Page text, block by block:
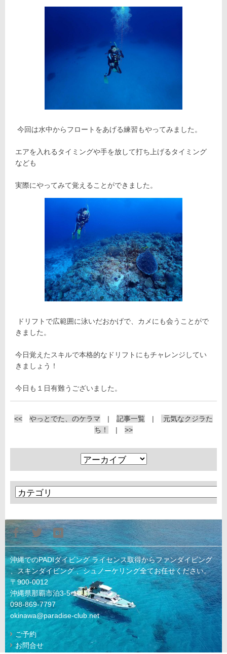
今回は水中からフロートをあげる練習もやってみました。
エアを入れるタイミングや手を放して打ち上げるタイミング
なども
実際にやってみて覚えることができました。
ドリフトで広範囲に泳いだおかげで、カメにも会うことがで
きました。
今日覚えたスキルで本格的なドリフトにもチャレンジしてい
きましょう！
今日も１日有難うございました。
<< やっとでた、のケラマ | 記事一覧 |
元気なクジラた
ち！
| >>
沖縄でのPADIダイビング ライセンス取得からファンダイビング
、スキンダイビング 、シュノーケリング全てお任せください。
〒900-0012
沖縄県那覇市泊3-5-10-1F
098-869-7797
okinawa@paradise-club.net
ご予約
お問合せ